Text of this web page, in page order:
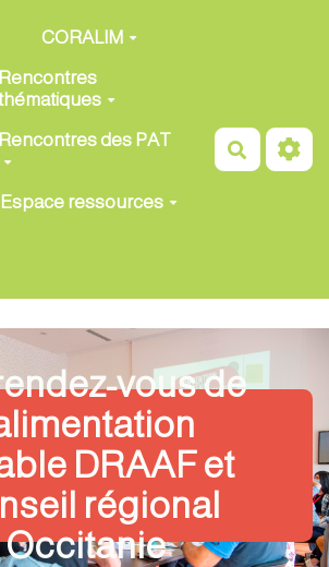
principal
CORALIM
Rencontres
Rencontres des PAT
Espace ressources
vous de
DRAAF et
régional
Occitanie